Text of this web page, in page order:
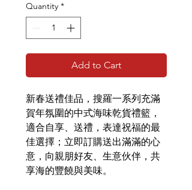
Quantity *
Add to Cart
新春送禮佳品，搜羅一系列充滿
賀年氛圍的中式海味乾貨禮籃，
適合自享、送禮，表達祝福的最
佳選擇；立即訂購送出滿滿的心
意，向親朋好友、生意伙伴，共
享海的豐饒與美味。